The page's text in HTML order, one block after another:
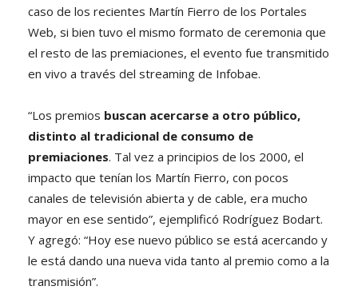
caso de los recientes Martín Fierro de los Portales
Web, si bien tuvo el mismo formato de ceremonia que
el resto de las premiaciones, el evento fue transmitido
en vivo a través del streaming de Infobae.
“Los premios buscan acercarse a otro público,
distinto al tradicional de consumo de
premiaciones. Tal vez a principios de los 2000, el
impacto que tenían los Martín Fierro, con pocos
canales de televisión abierta y de cable, era mucho
mayor en ese sentido”, ejemplificó Rodríguez Bodart.
Y agregó: “Hoy ese nuevo público se está acercando y
le está dando una nueva vida tanto al premio como a la
transmisión”.